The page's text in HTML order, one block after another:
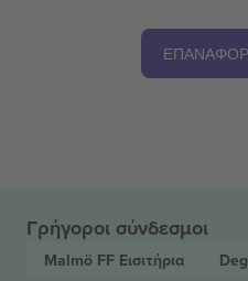
Γρήγοροι σύνδεσμοι
Malmö FF Εισιτήρια